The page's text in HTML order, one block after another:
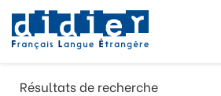
Résultats de recherche